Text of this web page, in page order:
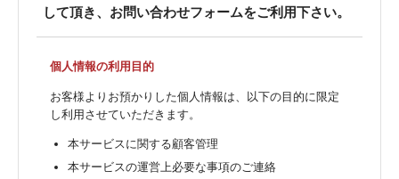
して頂き、お問い合わせフォームをご利用下さい。
個人情報の利用目的
お客様よりお預かりした個人情報は、以下の目的に限定
し利用させていただきます。
本サービスに関する顧客管理
本サービスの運営上必要な事項のご連絡